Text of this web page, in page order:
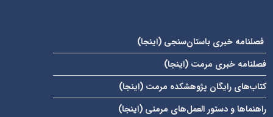
فصلنامه خبری باستان‌سنجی ( اینجا)
فصلنامه خبری مرمت ( اینجا)
کتاب‌های رایگان پژوهشکده مرمت ( اینجا)
راهنماها و دستور العمل‌های مرمتی ( اینجا)